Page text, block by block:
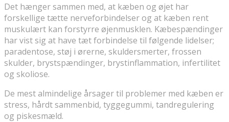
Det hænger sammen med, at kæben og øjet har
forskellige tætte nerveforbindelser og at kæben rent
muskulært kan forstyrre øjenmusklen. Kæbespændinger
har vist sig at have tæt forbindelse til følgende lidelser;
paradentose, støj i ørerne, skuldersmerter, frossen
skulder, brystspændinger, brystinflammation, infertilitet
og skoliose.
De mest almindelige årsager til problemer med kæben er
stress, hårdt sammenbid, tyggegummi, tandregulering
og piskesmæld.